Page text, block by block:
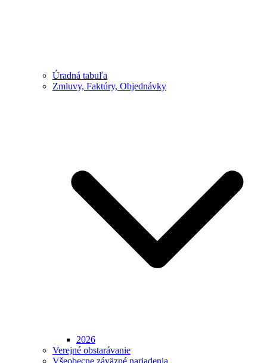
Úradná tabuľa
Zmluvy, Faktúry, Objednávky
2026
Verejné obstarávanie
Všeobecne záväzné nariadenia